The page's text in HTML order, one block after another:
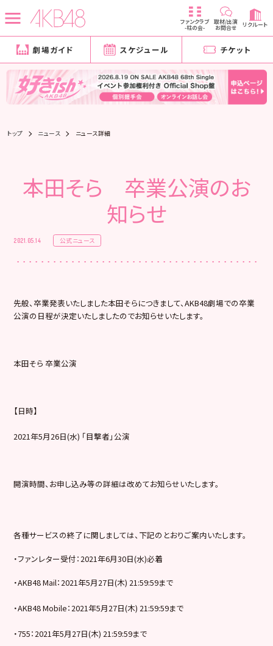
ファンクラブ
-柱の会-
取材/出演
お問合せ リクルート
劇場ガイド スケジュール チケット
トップ ニュース ニュース詳細
本田そら 卒業公演のお
知らせ
2021.05.14 公式ニュース
先般、卒業発表いたしました本田そらにつきまして、AKB48劇場での卒業
公演の日程が決定いたしましたのでお知らせいたします。
本田そら 卒業公演
【日時】
2021年5月26日(水) 「目撃者」公演
開演時間、お申し込み等の詳細は改めてお知らせいたします。
各種サービスの終了に関しましては、下記のとおりご案内いたします。
・ファンレター受付：2021年6月30日(水)必着
・AKB48 Mail：2021年5月27日(木) 21:59:59まで
・AKB48 Mobile：2021年5月27日(木) 21:59:59まで
・755：2021年5月27日(木) 21:59:59まで